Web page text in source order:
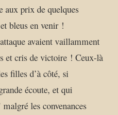
aux prix de quelques
bleus en venir !
avaient vaillamment
et cris de victoire ! Ceux-là
filles d’à côté, si
écoute, et qui
malgré les convenances